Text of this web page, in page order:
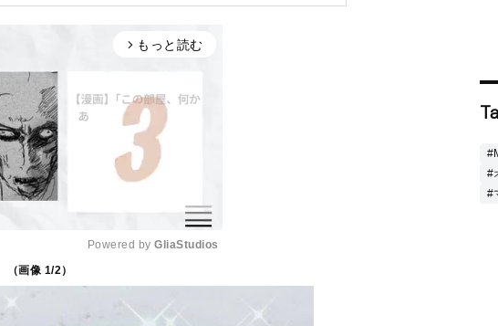
arrow_forward_ios もっと読む
Powered by GliaStudios
（画像 1/2）
#
#